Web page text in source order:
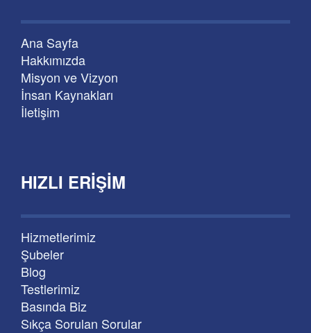
Ana Sayfa
Hakkımızda
Misyon ve Vizyon
İnsan Kaynakları
İletişim
HIZLI ERIŞIM
Hizmetlerimiz
Şubeler
Blog
Testlerimiz
Basında Biz
Sıkça Sorulan Sorular